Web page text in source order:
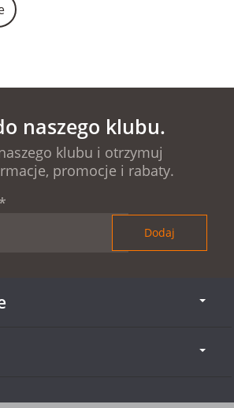
naszego klubu.
klubu i otrzymuj
promocje i rabaty.
*